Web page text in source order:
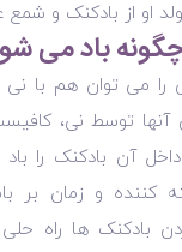
از بادکنک و شمع عدد 50
باد می
را می توان هم با نی
آنها توسط نی،
آن بادکنک را باد
و زمان بر
بادکنک ها راه